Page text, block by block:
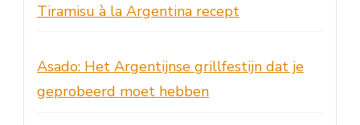
Tiramisu à la Argentina recept
Asado: Het Argentijnse grillfestijn dat je
geprobeerd moet hebben